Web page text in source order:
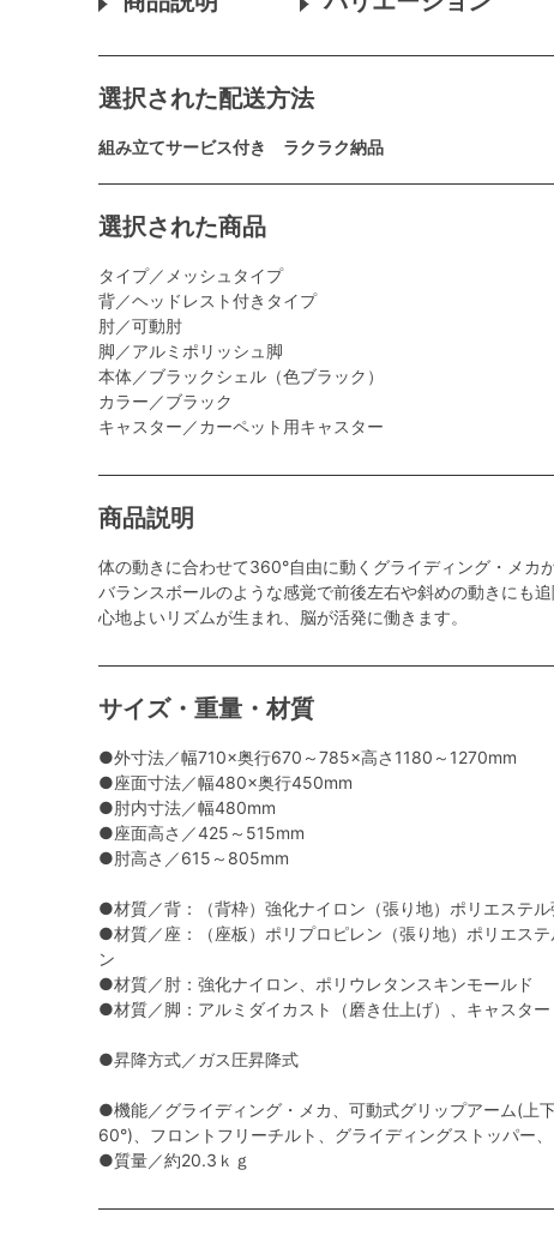
選択された配送方法
組み立てサービス付き ラクラク納品
選択された商品
タイプ／メッシュタイプ
背／ヘッドレスト付きタイプ
肘／可動肘
脚／アルミポリッシュ脚
本体／ブラックシェル（色ブラック）
カラー／ブラック
キャスター／カーペット用キャスター
商品説明
体の動きに合わせて360°自由に動くグライディング・メカ
バランスボールのような感覚で前後左右や斜めの動きにも追
心地よいリズムが生まれ、脳が活発に働きます。
サイズ・重量・材質
●外寸法／幅710×奥行670～785×高さ1180～1270mm
●座面寸法／幅480×奥行450mm
●肘内寸法／幅480mm
●座面高さ／425～515mm
●肘高さ／615～805mm
●材質／背：（背枠）強化ナイロン（張り地）ポリエステル
●材質／座：（座板）ポリプロピレン（張り地）ポリエス
ン
●材質／肘：強化ナイロン、ポリウレタンスキンモールド
●材質／脚：アルミダイカスト（磨き仕上げ）、キャスター
●昇降方式／ガス圧昇降式
●機能／グライディング・メカ、可動式グリップアーム(上
60°)、フロントフリーチルト、グライディングストッパー
●質量／約20.3ｋｇ